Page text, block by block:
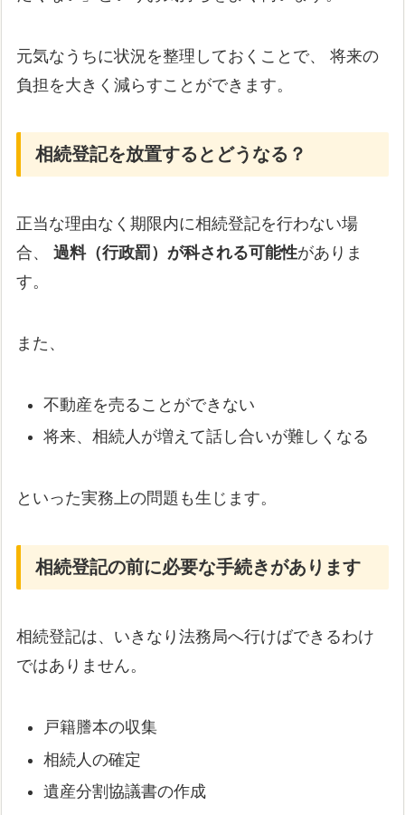
元気なうちに状況を整理しておくことで、 将来の
負担を大きく減らすことができます。
相続登記を放置するとどうなる？
正当な理由なく期限内に相続登記を行わない場
合、過料（行政罰）が科される可能性がありま
す。
また、
不動産を売ることができない
将来、相続人が増えて話し合いが難しくなる
といった実務上の問題も生じます。
相続登記の前に必要な手続きがあります
相続登記は、いきなり法務局へ行けばできるわけ
ではありません。
戸籍謄本の収集
相続人の確定
遺産分割協議書の作成